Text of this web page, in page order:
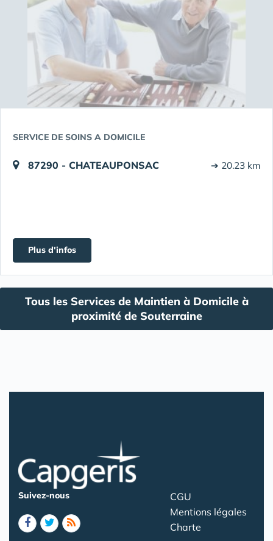
SERVICE DE SOINS A DOMICILE
87290 - CHATEAUPONSAC ➔ 20.23 km
Plus d'infos
Tous les Services de Maintien à Domicile à
proximité de Souterraine
Suivez-nous
CGU
Mentions légales
Charte